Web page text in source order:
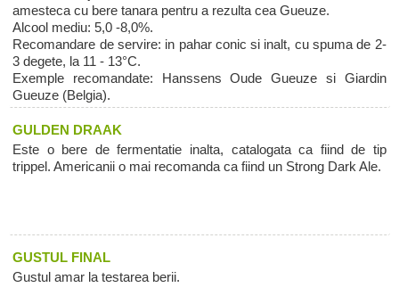
amesteca cu bere tanara pentru a rezulta cea Gueuze.
Alcool mediu: 5,0 -8,0%.
Recomandare de servire: in pahar conic si inalt, cu spuma de 2-
3 degete, la 11 - 13°C.
Exemple recomandate: Hanssens Oude Gueuze si Giardin
Gueuze (Belgia).
GULDEN DRAAK
Este o bere de fermentatie inalta, catalogata ca fiind de tip
trippel. Americanii o mai recomanda ca fiind un Strong Dark Ale.
GUSTUL FINAL
Gustul amar la testarea berii.